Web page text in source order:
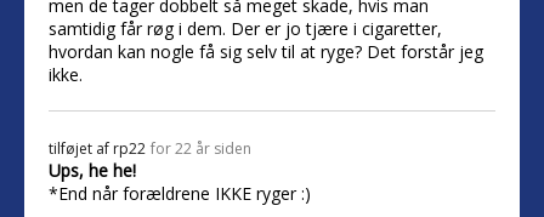
men de tager dobbelt så meget skade, hvis man
samtidig får røg i dem. Der er jo tjære i cigaretter,
hvordan kan nogle få sig selv til at ryge? Det forstår jeg
ikke.
tilføjet af rp22 for 22 år siden
Ups, he he!
*End når forældrene IKKE ryger :)